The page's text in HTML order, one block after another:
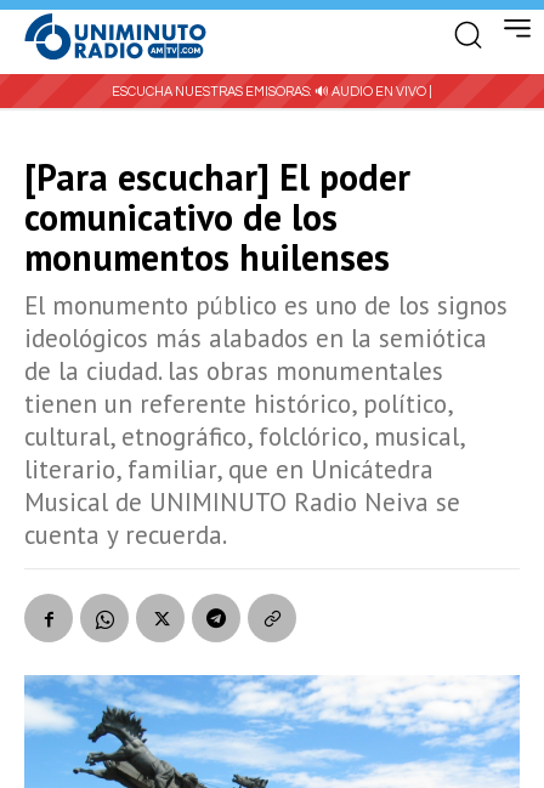
ESCUCHA NUESTRAS EMISORAS: 🔊 AUDIO EN VIVO |
[Para escuchar] El poder
comunicativo de los
monumentos huilenses
El monumento público es uno de los signos
ideológicos más alabados en la semiótica
de la ciudad. las obras monumentales
tienen un referente histórico, político,
cultural, etnográfico, folclórico, musical,
literario, familiar, que en Unicátedra
Musical de UNIMINUTO Radio Neiva se
cuenta y recuerda.